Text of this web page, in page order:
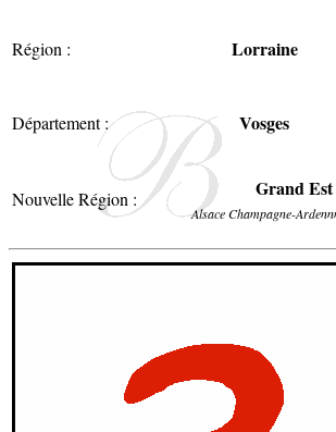
Région : Lorraine
Département : Vosges
Nouvelle Région : Grand Est
Alsace Champagne-